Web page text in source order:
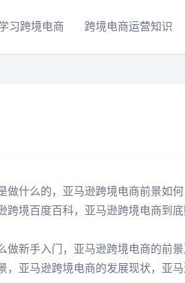
习跨境电商 跨境电商运营知识
做什么的，亚马逊跨境电商前景如
跨境百度百科，亚马逊跨境电商到
做新手入门，亚马逊跨境电商的前
，亚马逊跨境电商的发展现状，亚